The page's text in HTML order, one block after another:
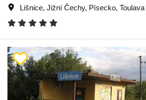
Lišnice, Jižní Čechy, Písecko, Toulava